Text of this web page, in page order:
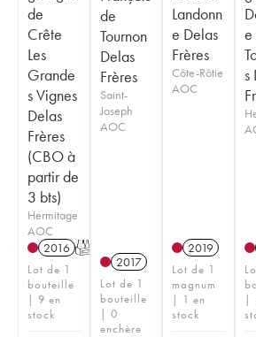
de
Crête
Les
Grande
s Vignes
Delas
Frères
(CBO à
partir de
3 bts)
Hermitage
AOC
2016 T
Lot de 1
bouteille
| 9 en
stock
de
Tournon
Delas
Frères
Saint-
Joseph
AOC
2017
Lot de 1
bouteille
| 0
enchère
Landonn
e Delas
Frères
Côte-Rôtie
AOC
2019
Lot de 1
magnum
| 1 en
stock
e
s Delas
|